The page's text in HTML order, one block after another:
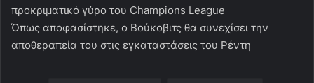
προκριματικό γύρο του Champions League
Όπως αποφασίστηκε, ο Βούκοβιτς θα συνεχίσει την
αποθεραπεία του στις εγκαταστάσεις του Ρέντη